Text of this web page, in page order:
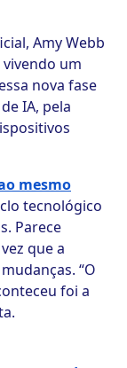
Amy Webb
um
nova fase
IA, pela
mesmo
tecnológico
Parece
que a
“O
foi a